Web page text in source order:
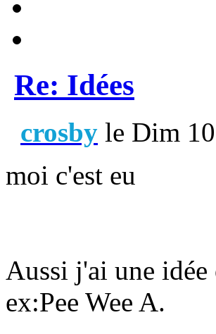
Re: Idées
crosby le Dim
moi c'est eu
Aussi j'ai une
ex:Pee Wee A.